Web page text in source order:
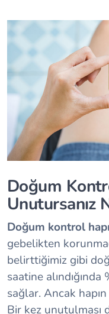
Doğum
Unutursanız
Doğum kontrol hapı
gebelikten
belirttiğimiz gibi
saatine
sağlar. Ancak
Bir kez unutulması